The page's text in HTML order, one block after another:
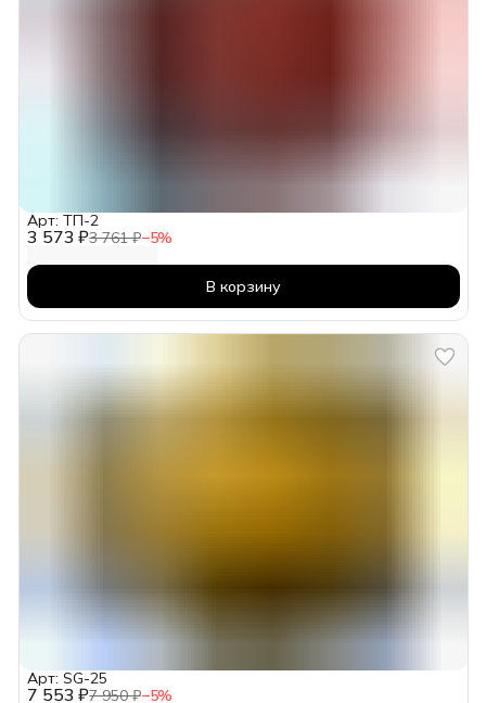
3 573 ₽3 761 ₽−5%
Арт: ТП-2
В корзину
7 553 ₽7 950 ₽−5%
Арт: SG-25